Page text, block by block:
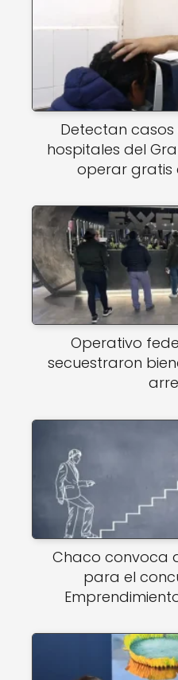
Detectan
hospitales del
operar gratis
Operativo
secuestraron
Chaco convoca
para el